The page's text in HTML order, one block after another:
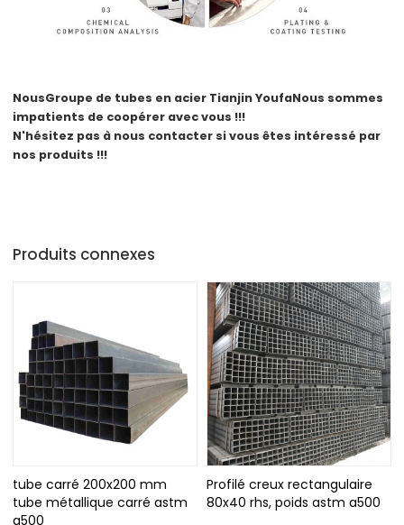
NousGroupe de tubes en acier Tianjin YoufaNous sommes
impatients de coopérer avec vous !!!
N'hésitez pas à nous contacter si vous êtes intéressé par
nos produits !!!
Produits connexes
tube carré 200x200 mm
tube métallique carré astm
a500
Profilé creux rectangulaire
80x40 rhs, poids astm a500